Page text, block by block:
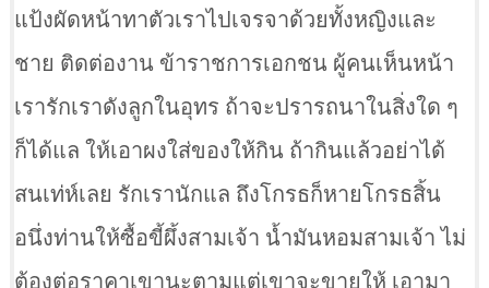
แป้งผัดหน้าทาตัวเราไปเจรจาด้วยทั้งหญิงและ
ชาย ติดต่องาน ข้าราชการเอกชน ผู้คนเห็นหน้า
เรารักเราดังลูกในอุทร ถ้าจะปรารถนาในสิ่งใด ๆ
ก็ได้แล ให้เอาผงใส่ของให้กิน ถ้ากินแล้วอย่าได้
สนเท่ห์เลย รักเรานักแล ถึงโกรธก็หายโกรธสิ้น
อนึ่งท่านให้ซื้อขี้ผึ้งสามเจ้า น้ำมันหอมสามเจ้า ไม่
ต้องต่อราคาเขานะตามแต่เขาจะขายให้ เอามา